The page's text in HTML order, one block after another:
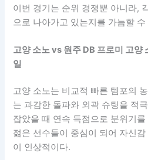
이번 경기는 순위 경쟁뿐 아니라,
으로 나아가고 있는지를 가늠할
고양 소노 vs 원주 DB 프로미 고양
일
고양 소노는 비교적 빠른 템포의
는 과감한 돌파와 외곽 슈팅을 적
잡았을 때 연속 득점으로 분위기
젊은 선수들이 중심이 되어 자신
이 인상적이다.